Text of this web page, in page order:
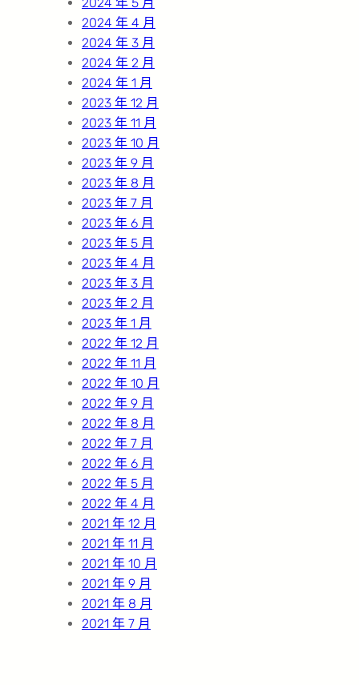
2024 年 4 月
2024 年 3 月
2024 年 2 月
2024 年 1 月
2023 年 12 月
2023 年 11 月
2023 年 10 月
2023 年 9 月
2023 年 8 月
2023 年 7 月
2023 年 6 月
2023 年 5 月
2023 年 4 月
2023 年 3 月
2023 年 2 月
2023 年 1 月
2022 年 12 月
2022 年 11 月
2022 年 10 月
2022 年 9 月
2022 年 8 月
2022 年 7 月
2022 年 6 月
2022 年 5 月
2022 年 4 月
2021 年 12 月
2021 年 11 月
2021 年 10 月
2021 年 9 月
2021 年 8 月
2021 年 7 月